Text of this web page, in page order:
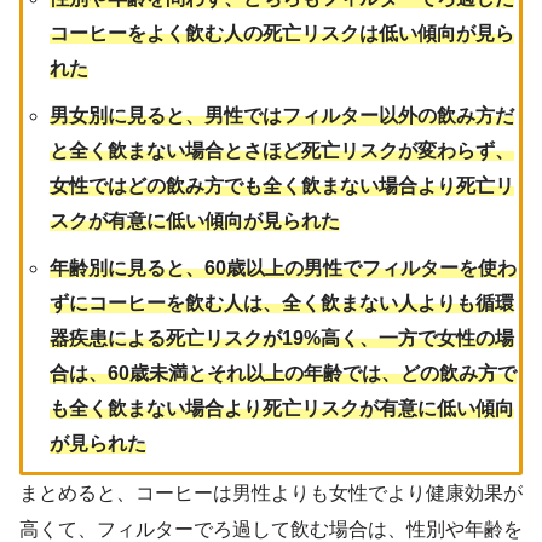
コーヒーをよく飲む人の死亡リスクは低い傾向が見ら
れた
男女別に見ると、男性ではフィルター以外の飲み方だ
と全く飲まない場合とさほど死亡リスクが変わらず、
女性ではどの飲み方でも全く飲まない場合より死亡リ
スクが有意に低い傾向が見られた
年齢別に見ると、60歳以上の男性でフィルターを使わ
ずにコーヒーを飲む人は、全く飲まない人よりも循環
器疾患による死亡リスクが19%高く、一方で女性の場
合は、60歳未満とそれ以上の年齢では、どの飲み方で
も全く飲まない場合より死亡リスクが有意に低い傾向
が見られた
まとめると、コーヒーは男性よりも女性でより健康効果が
高くて、フィルターでろ過して飲む場合は、性別や年齢を